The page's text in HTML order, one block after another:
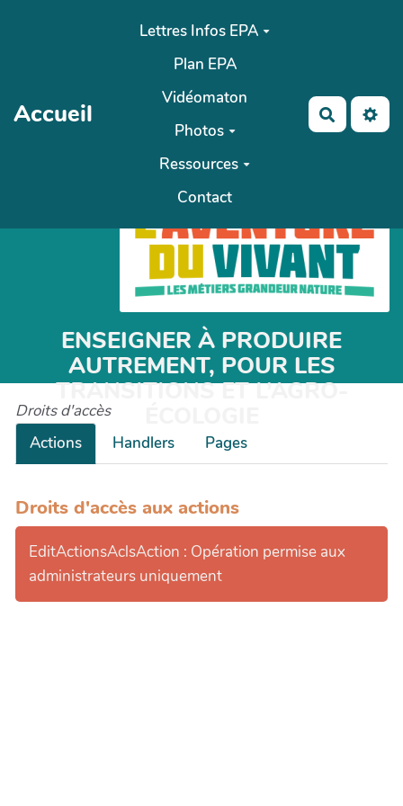
Aller au contenu principal
Accueil
Lettres Infos EPA
Plan EPA
Vidéomaton
Photos
Ressources
Contact
ENSEIGNER À PRODUIRE
AUTREMENT, POUR LES
TRANSITIONS ET L’AGRO-
Droits d'accès
Actions
Handlers Pages
Droits d'accès aux actions
EditActionsAclsAction : Opération permise aux
administrateurs uniquement